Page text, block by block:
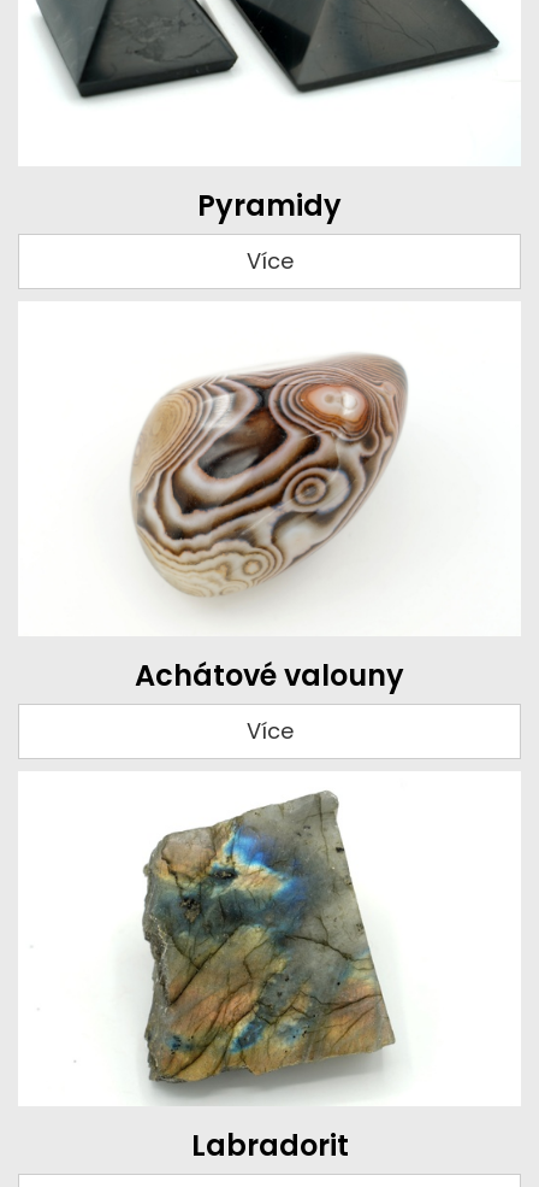
Pyramidy
Více
Achátové valouny
Více
Labradorit